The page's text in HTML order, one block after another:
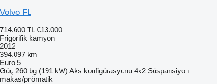
Volvo FL
714.600 TL €13.000
Frigorifik kamyon
2012
394.097 km
Euro 5
Güç 260 bg (191 kW) Aks konfigürasyonu 4x2 Süspansiyon
makas/pnömatik